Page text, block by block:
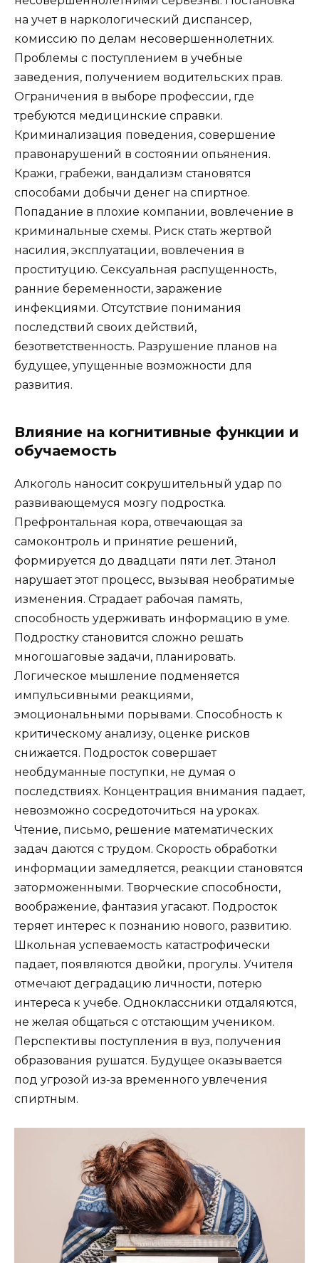
на учет в наркологический диспансер,
комиссию по делам несовершеннолетних.
Проблемы с поступлением в учебные
заведения, получением водительских прав.
Ограничения в выборе профессии, где
требуются медицинские справки.
Криминализация поведения, совершение
правонарушений в состоянии опьянения.
Кражи, грабежи, вандализм становятся
способами добычи денег на спиртное.
Попадание в плохие компании, вовлечение в
криминальные схемы. Риск стать жертвой
насилия, эксплуатации, вовлечения в
проституцию. Сексуальная распущенность,
ранние беременности, заражение
инфекциями. Отсутствие понимания
последствий своих действий,
безответственность. Разрушение планов на
будущее, упущенные возможности для
развития.
Влияние на когнитивные функции и
обучаемость
Алкоголь наносит сокрушительный удар по
развивающемуся мозгу подростка.
Префронтальная кора, отвечающая за
самоконтроль и принятие решений,
формируется до двадцати пяти лет. Этанол
нарушает этот процесс, вызывая необратимые
изменения. Страдает рабочая память,
способность удерживать информацию в уме.
Подростку становится сложно решать
многошаговые задачи, планировать.
Логическое мышление подменяется
импульсивными реакциями,
эмоциональными порывами. Способность к
критическому анализу, оценке рисков
снижается. Подросток совершает
необдуманные поступки, не думая о
последствиях. Концентрация внимания падает,
невозможно сосредоточиться на уроках.
Чтение, письмо, решение математических
задач даются с трудом. Скорость обработки
информации замедляется, реакции становятся
заторможенными. Творческие способности,
воображение, фантазия угасают. Подросток
теряет интерес к познанию нового, развитию.
Школьная успеваемость катастрофически
падает, появляются двойки, прогулы. Учителя
отмечают деградацию личности, потерю
интереса к учебе. Одноклассники отдаляются,
не желая общаться с отстающим учеником.
Перспективы поступления в вуз, получения
образования рушатся. Будущее оказывается
под угрозой из-за временного увлечения
спиртным.